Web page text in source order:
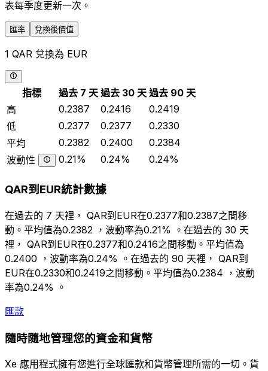
表每季度更新一次。
匯率 兌換後價值
1 QAR 兌換為 EUR
指標 過去 7 天 過去 30 天 過去 90 天
高
0.2387 0.2416
0.2419
低
0.2377 0.2377
0.2330
平均
0.2382 0.2400
0.2384
波動性
0.21% 0.24% 0.24%
QAR到EUR統計數據
在過去的 7 天裡， QAR到EUR在0.2377和0.2387之間移
動。平均值為0.2382 ，波動率為0.21% 。在過去的 30 天
裡， QAR到EUR在0.2377和0.2416之間移動。平均值為
0.2400 ，波動率為0.24% 。在過去的 90 天裡， QAR到
EUR在0.2330和0.2419之間移動。平均值為0.2384 ，波動
率為0.24% 。
匯款
隨時隨地管理您的資金和貨幣
Xe 應用程式擁有您進行全球匯款和貨幣管理所需的一切。貨